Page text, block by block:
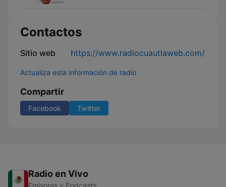
Contactos
Sitio web https://www.radiocuautlaweb.com/
Actualiza esta información de radio
Compartir
Facebook Twitter
Radio en Vivo
Emisoras y Podcasts